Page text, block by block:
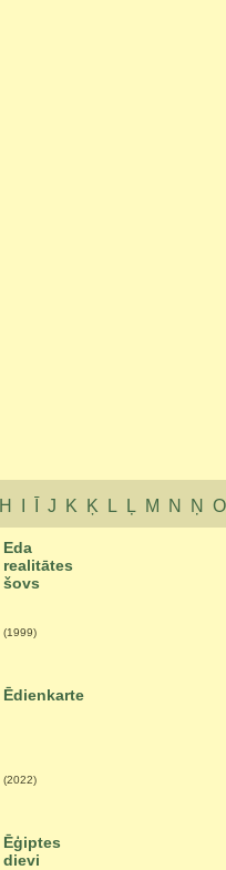
H J K Ķ L Ļ M N Ņ
Eda
realitātes
šovs
(1999)
Ēdienkarte
(2022)
Ēģiptes
dievi